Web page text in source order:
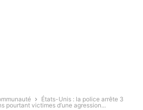
États-Unis : la police arrête 3
pourtant victimes d’une agression...